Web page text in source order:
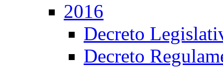
2016
Decreto
Decreto